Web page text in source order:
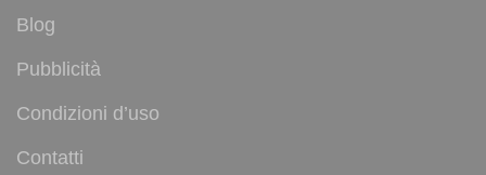
Blog
Pubblicità
Condizioni d’uso
Contatti